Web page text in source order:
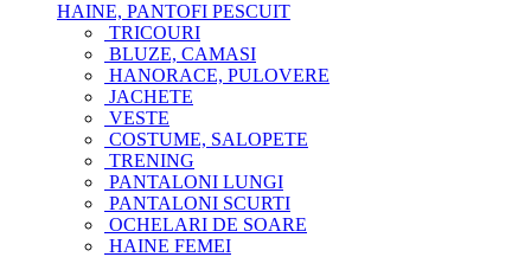
HAINE, PANTOFI PESCUIT
TRICOURI
BLUZE, CAMASI
HANORACE, PULOVERE
JACHETE
VESTE
COSTUME, SALOPETE
TRENING
PANTALONI LUNGI
PANTALONI SCURTI
OCHELARI DE SOARE
HAINE FEMEI